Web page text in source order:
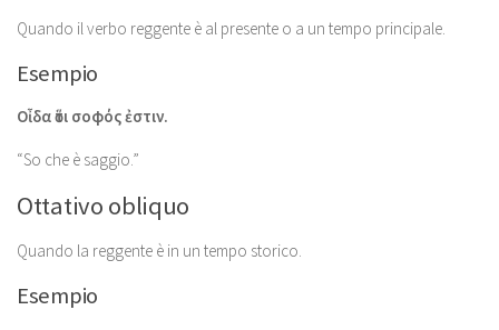
Quando il verbo reggente è al presente o a un tempo principale.
Esempio
Οἶδα ὅτι σοφός ἐστιν.
“So che è saggio.”
Ottativo obliquo
Quando la reggente è in un tempo storico.
Esempio